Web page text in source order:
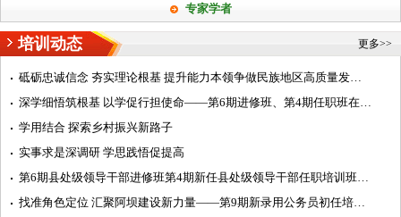
专家学者
更多>>
培训动态
学用结合 探索乡村振兴新路子
实事求是深调研 学思践悟促提高